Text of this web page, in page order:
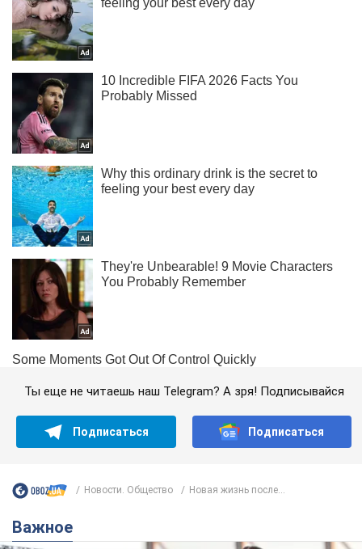
Ты еще не читаешь наш Telegram? А зря! Подписывайся
Подписаться Подписаться
Новости. Общество Новая жизнь после...
Важное